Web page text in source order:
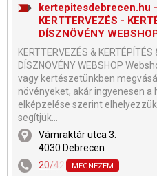
kertepitesdebrecen.hu -
KERTTERVEZÉS -
DÍSZNÖVÉNY
KERTTERVEZÉS & KERTÉPÍTÉS
DÍSZNÖVÉNY WEBSHOP
vagy kertészetünkben
növényeket, akár ingyenesen a
elképzelése szerint
segítjük...
Vámraktár utca 3.
4030 Debrecen
20/429-9197,20/460-2868
MEGNÉZEM